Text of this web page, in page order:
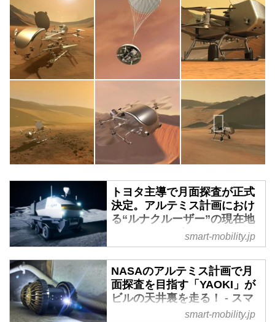
トヨタ主導で月面探査が正式
決定。アルテミス計画におけ
る“ルナクルーザー”の現在地
- スマートモビリティJP
国主導で進む国際宇宙探査計画
「アルテミス」に関連し、日米両
国は「与圧ローバによる月面調査
の実施取決め」に署名した。文書
smart-mobility.jp
NASAのアルテミス計画で月
面探査を目指す「YAOKI」が
ビルの天井裏を走る！ - スマ
ートモビリティJPsmart-mobility.jp